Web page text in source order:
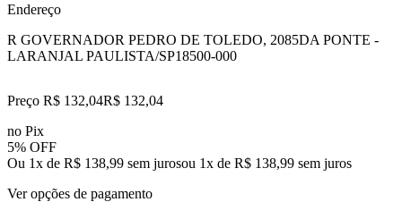
Endereço
R GOVERNADOR PEDRO DE TOLEDO, 2085DA PONTE -
LARANJAL PAULISTA/SP18500-000
Preço R$ 132,04R$ 132,04
no Pix
5% OFF
Ou 1x de R$ 138,99 sem jurosou 1x de R$ 138,99 sem juros
Ver opções de pagamento